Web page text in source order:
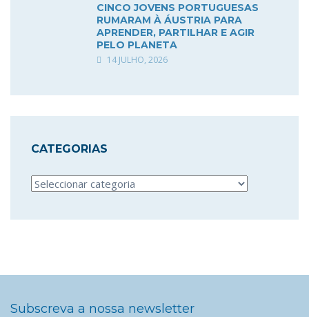
CINCO JOVENS PORTUGUESAS
RUMARAM À ÁUSTRIA PARA
APRENDER, PARTILHAR E AGIR
PELO PLANETA
14 JULHO, 2026
CATEGORIAS
Categorias
Subscreva a nossa newsletter